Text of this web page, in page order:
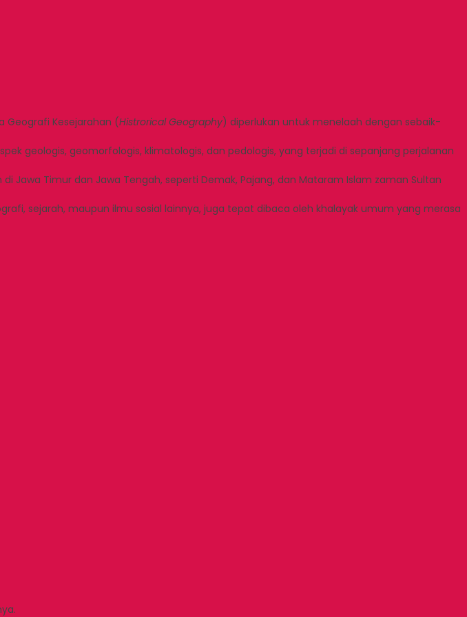
Geografi Kesejarahan (Histrorical Geography) diperlukan untuk menelaah dengan sebaik-
geologis, geomorfologis, klimatologis, dan pedologis, yang terjadi di sepanjang perjalanan
Timur dan Jawa Tengah, seperti Demak, Pajang, dan Mataram Islam zaman Sultan
sejarah, maupun ilmu sosial lainnya, juga tepat dibaca oleh khalayak umum yang merasa